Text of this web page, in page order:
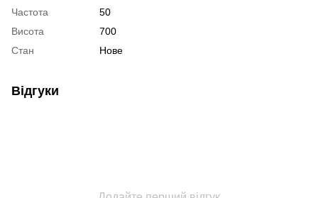
Частота
50
Висота
700
Стан
Нове
Відгуки